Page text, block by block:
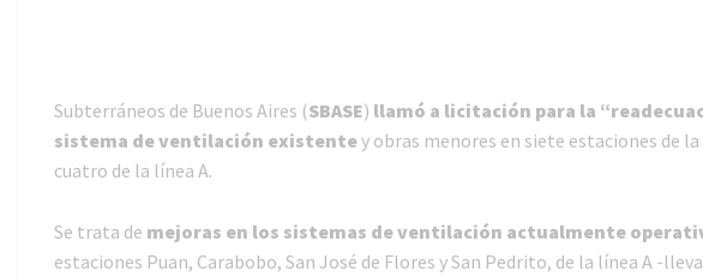
Subterráneos de Buenos Aires (SBASE) llamó a licitación para la
sistema de ventilación existentey obras menores en siete estaciones de la
cuatro de la línea A.
Se trata de mejoras en los sistemas de ventilación actualmente
estaciones Puan, Carabobo, San José de Flores y San Pedrito, de la línea A -